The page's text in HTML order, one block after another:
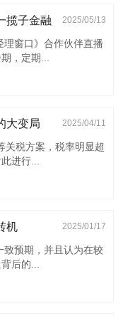
揽子金融
2025/05/13
窗口》合作伙伴直播
，定期...
大变局 2025/04/11
关税方案，税率明显超
进行...
机 2025/01/17
致预期，并且认为在较
后的...